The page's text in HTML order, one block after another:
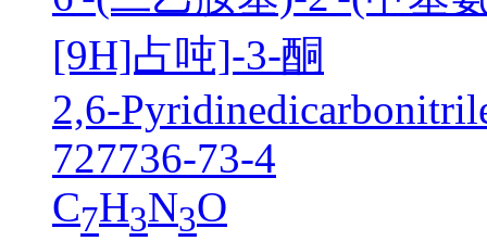
[9H]占吨]-3-酮
2,6-
727736-73-4
C7H3N3O